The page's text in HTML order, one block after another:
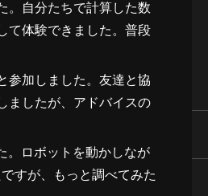
。自分たちで計算した数
て体験できました。普段
参加しました。友達と協
ましたが、アドバイスの
。ロボットを動かしなが
すが、もっと調べてみた